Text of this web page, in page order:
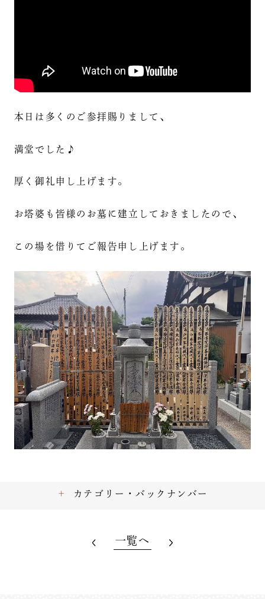
本日は多くのご参拝賜りまして、
満堂でした♪
厚く御礼申し上げます。
お塔婆も皆様のお墓に建立しておきましたので、
この場を借りてご報告申し上げます。
カテゴリー・バックナンバー
一覧へ